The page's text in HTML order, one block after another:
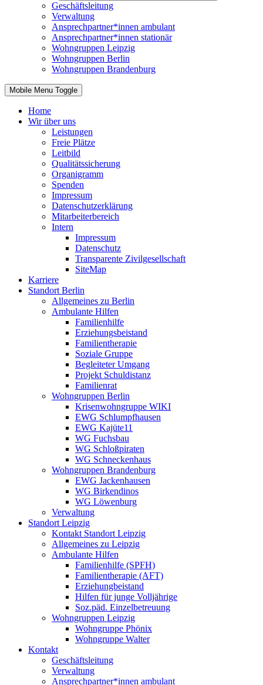
Geschäftsleitung
Verwaltung
Ansprechpartner*innen ambulant
Ansprechpartner*innen stationär
Wohngruppen Leipzig
Wohngruppen Berlin
Wohngruppen Brandenburg
Mobile Menu Toggle
Home
Wir über uns
Leistungen
Freie Plätze
Leitbild
Qualitätssicherung
Organigramm
Spenden
Impressum
Datenschutzerklärung
Mitarbeiterbereich
Intern
Impressum
Datenschutz
Transparente Zivilgesellschaft
SiteMap
Karriere
Standort Berlin
Allgemeines zu Berlin
Ambulante Hilfen
Familienhilfe
Erziehungsbeistand
Familientherapie
Soziale Gruppe
Begleiteter Umgang
Projekt Schuldistanz
Familienrat
Wohngruppen Berlin
Krisenwohngruppe WIKI
EWG Schlumpfhausen
EWG Kajüte11
WG Fuchsbau
WG Schloßpiraten
WG Schneckenhaus
Wohngruppen Brandenburg
EWG Jackenhausen
WG Birkendinos
WG Löwenburg
Verwaltung
Standort Leipzig
Kontakt Standort Leipzig
Allgemeines zu Leipzig
Ambulante Hilfen
Familienhilfe (SPFH)
Familientherapie (AFT)
Erziehungbeistand
Hilfen für junge Volljährige
Soz.päd. Einzelbetreuung
Wohngruppen Leipzig
Wohngruppe Phönix
Wohngruppe Walter
Kontakt
Geschäftsleitung
Verwaltung
Ansprechpartner*innen ambulant